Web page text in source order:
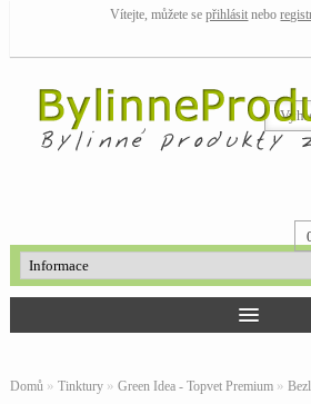
Vítejte, můžete sepřihlásit nebo
Domů» Tinktury » Green Idea - Topvet Premium»